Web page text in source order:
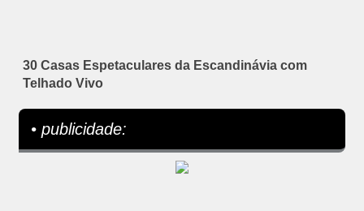
30 Casas Espetaculares da Escandinávia com
Telhado Vivo
• publicidade: